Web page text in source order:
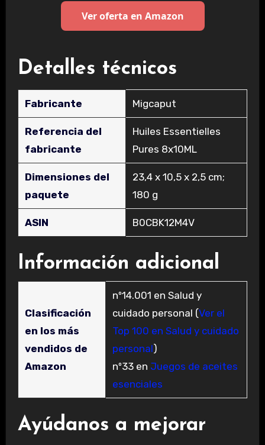
Ver oferta en Amazon
Detalles técnicos
Fabricante ‎Migcaput
Referencia del
fabricante
‎Huiles Essentielles
Pures 8x10ML
Dimensiones del
paquete
‎23,4 x 10,5 x 2,5 cm;
180 g
ASIN ‎B0CBK12M4V
Información adicional
Clasificación
en los más
vendidos de
Amazon
nº14.001 en Salud y
cuidado personal (Ver el
Top 100 en Salud y cuidado
personal)
nº33 en Juegos de aceites
esenciales
Ayúdanos a mejorar